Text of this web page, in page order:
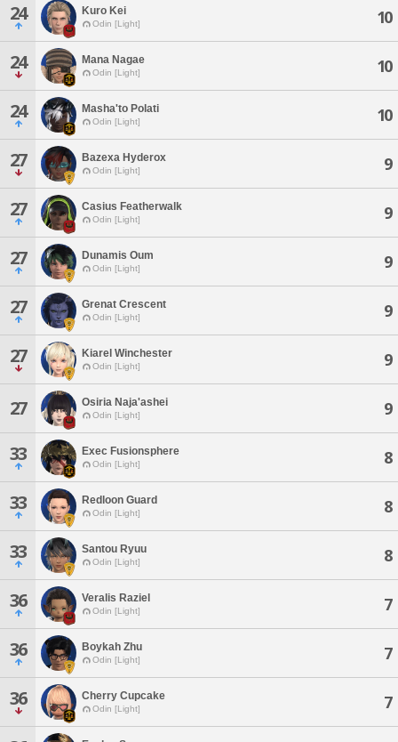
24 Kuro Kei
Odin [Light] 10
24 Mana Nagae
Odin [Light] 10
24 Masha'to Polati
Odin [Light] 10
27 Bazexa Hyderox
Odin [Light] 9
27 Casius Featherwalk
Odin [Light] 9
27 Dunamis Oum
Odin [Light] 9
27 Grenat Crescent
Odin [Light] 9
27 Kiarel Winchester
Odin [Light] 9
27 Osiria Naja'ashei
Odin [Light] 9
33 Exec Fusionsphere
Odin [Light] 8
33 Redloon Guard
Odin [Light] 8
33 Santou Ryuu
Odin [Light] 8
36 Veralis Raziel
Odin [Light] 7
36 Boykah Zhu
Odin [Light] 7
36 Cherry Cupcake
Odin [Light] 7